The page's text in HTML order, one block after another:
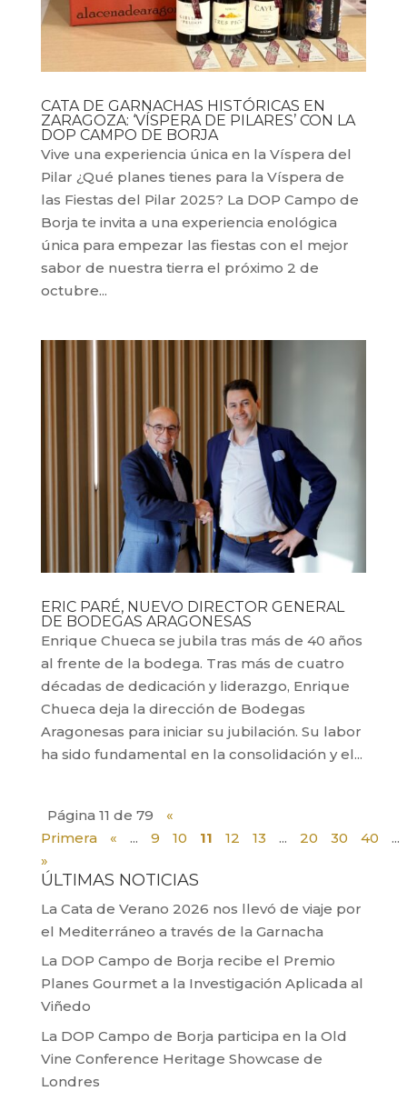
CATA DE GARNACHAS HISTÓRICAS EN
ZARAGOZA: ‘VÍSPERA DE PILARES’ CON LA
DOP CAMPO DE BORJA
Vive una experiencia única en la Víspera del
Pilar ¿Qué planes tienes para la Víspera de
las Fiestas del Pilar 2025? La DOP Campo de
Borja te invita a una experiencia enológica
única para empezar las fiestas con el mejor
sabor de nuestra tierra el próximo 2 de
octubre...
ERIC PARÉ, NUEVO DIRECTOR GENERAL
DE BODEGAS ARAGONESAS
Enrique Chueca se jubila tras más de 40 años
al frente de la bodega. Tras más de cuatro
décadas de dedicación y liderazgo, Enrique
Chueca deja la dirección de Bodegas
Aragonesas para iniciar su jubilación. Su labor
ha sido fundamental en la consolidación y el...
Página 11 de 79
«
Primera
« ... 9 10 11 12 13 ... 20 30 40
...
»
ÚLTIMAS NOTICIAS
La Cata de Verano 2026 nos llevó de viaje por
el Mediterráneo a través de la Garnacha
La DOP Campo de Borja recibe el Premio
Planes Gourmet a la Investigación Aplicada al
Viñedo
La DOP Campo de Borja participa en la Old
Vine Conference Heritage Showcase de
Londres